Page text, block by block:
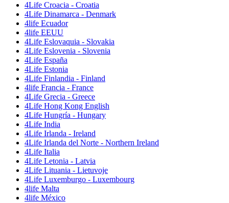
4Life Croacia - Croatia
4Life Dinamarca - Denmark
4life Ecuador
4life EEUU
4Life Eslovaquia - Slovakia
4Life Eslovenia - Slovenia
4Life España
4Life Estonia
4Life Finlandia - Finland
4life Francia - France
4Life Grecia - Greece
4Life Hong Kong English
4Life Hungría - Hungary
4Life India
4Life Irlanda - Ireland
4Life Irlanda del Norte - Northern Ireland
4Life Italia
4Life Letonia - Latvia
4Life Lituania - Lietuvoje
4Life Luxemburgo - Luxembourg
4life Malta
4life México